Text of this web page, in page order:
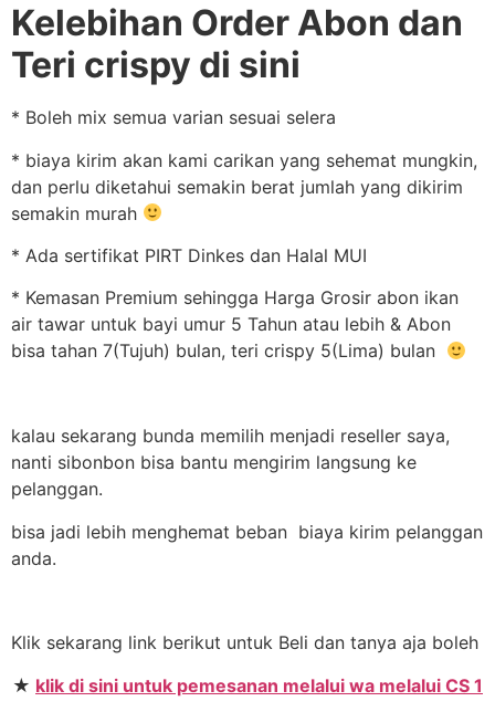
Kelebihan Order Abon dan
Teri crispy di sini
* Boleh mix semua varian sesuai selera
* biaya kirim akan kami carikan yang sehemat mungkin,
dan perlu diketahui semakin berat jumlah yang dikirim
semakin murah
* Ada sertifikat PIRT Dinkes dan Halal MUI
* Kemasan Premium sehingga Harga Grosir abon ikan
air tawar untuk bayi umur 5 Tahun atau lebih & Abon
bisa tahan 7(Tujuh) bulan, teri crispy 5(Lima) bulan
kalau sekarang bunda memilih menjadi reseller saya,
nanti sibonbon bisa bantu mengirim langsung ke
pelanggan.
bisa jadi lebih menghemat beban biaya kirim pelanggan
anda.
Klik sekarang link berikut untuk Beli dan tanya aja boleh
★ klik di sini untuk pemesanan melalui wa melalui CS 1